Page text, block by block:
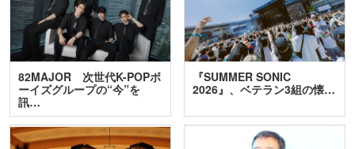
82MAJOR 次世代K-POPボ
ーイズグループの“今”を
訊…
『SUMMER SONIC
2026』、ベテラン3組の懐…